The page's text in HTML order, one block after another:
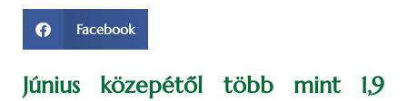
Facebook
Június közepétől több mint 1,9